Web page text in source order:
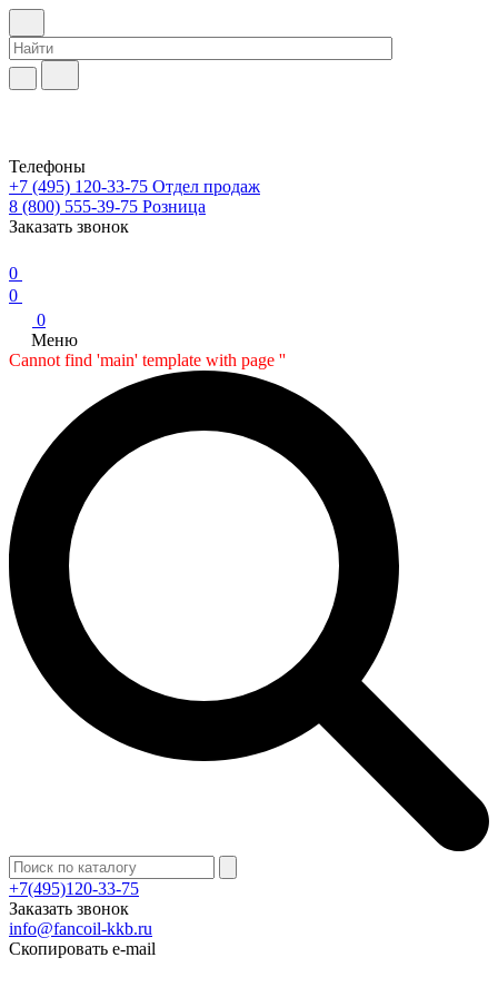
Телефоны
+7 (495) 120-33-75 Отдел продаж
8 (800) 555-39-75 Розница
Заказать звонок
0
0
0
Меню
Cannot find 'main' template with page ''
+7(495)120-33-75
Заказать звонок
info@fancoil-kkb.ru
Скопировать e-mail